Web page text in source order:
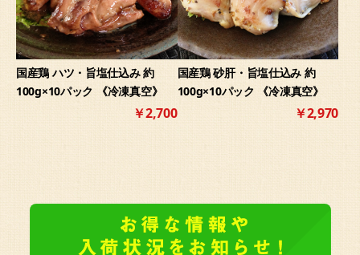
国産鶏 ハツ・旨塩仕込み 約
100g×10パック 《冷凍真空》
￥2,700
国産鶏 砂肝・旨塩仕込み 約
100g×10パック 《冷凍真空》
￥2,970